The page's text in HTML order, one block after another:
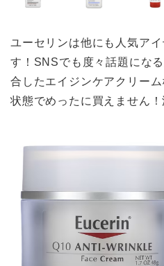
ユーセリンは他にも人気ア
す！SNSでも度々話題になる
合したエイジンケアクリー
状態でめったに買えません！